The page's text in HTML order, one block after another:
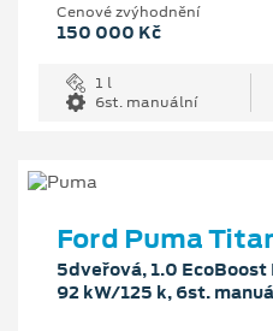
Cenové zvýhodnění
150 000 Kč
1 l
6st. manuální
Ford Puma
5dveřová, 1.0
92 kW/125 k, 6st.